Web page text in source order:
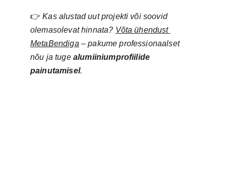
👉 Kas alustad uut projekti või soovid
olemasolevat hinnata? Võta ühendust
MetaBendiga – pakume professionaalset
nõu ja tuge alumiiniumprofiilide
painutamisel.